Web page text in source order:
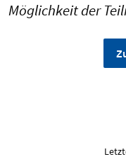
Möglichkeit der